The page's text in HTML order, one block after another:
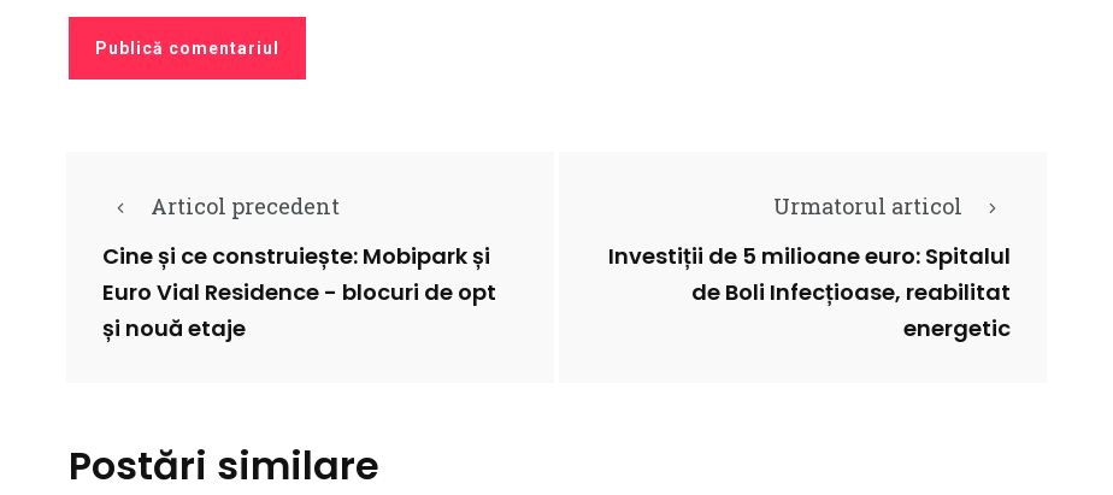
Articol precedent
Cine și ce construiește: Mobipark și
Euro Vial Residence - blocuri de opt
și nouă etaje
Urmatorul articol
Investiții de 5 milioane euro: Spitalul
de Boli Infecțioase, reabilitat
energetic
Postări similare